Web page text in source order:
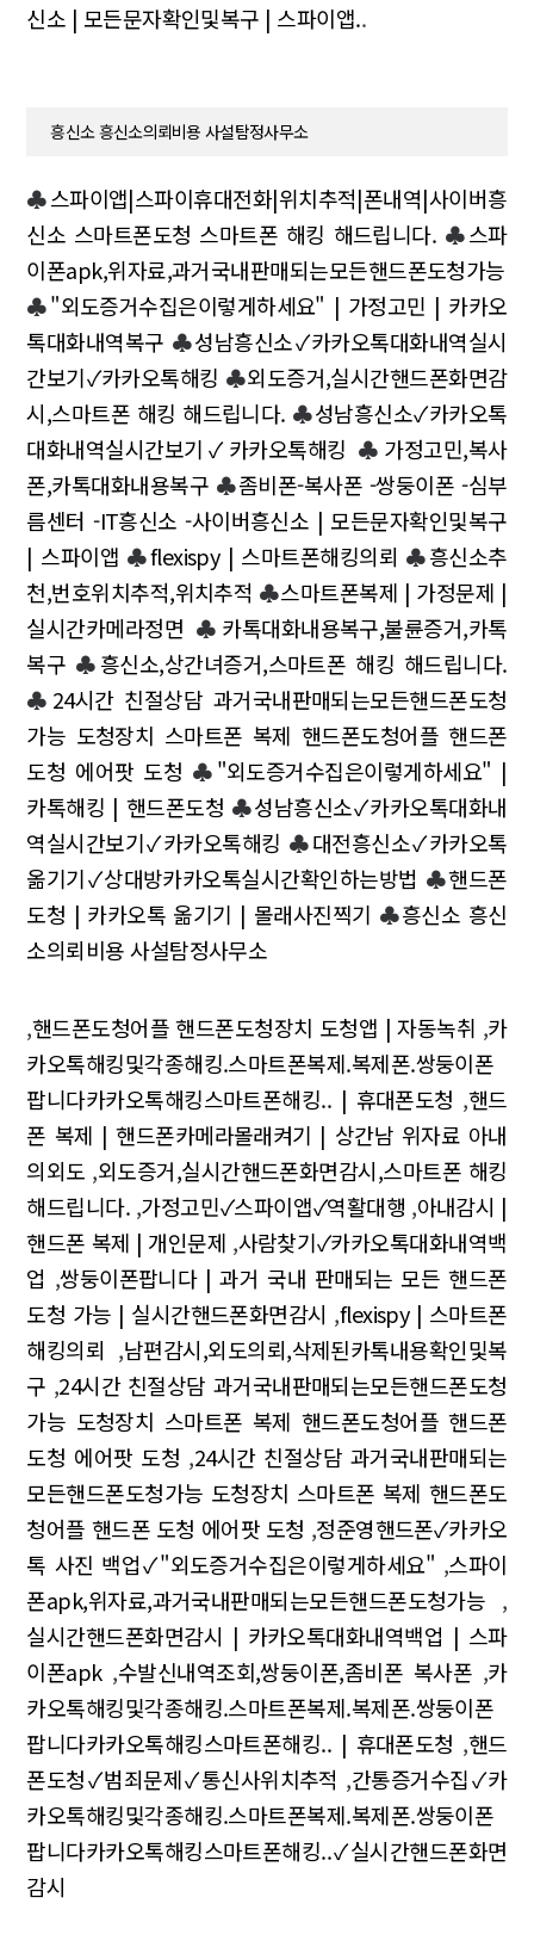
신소 | 모든문자확인및복구 | 스파이앱..
흥신소 흥신소의뢰비용 사설탐정사무소
♣스파이앱|스파이휴대전화|위치추적|폰내역|사이버흥
신소 스마트폰도청 스마트폰 해킹 해드립니다. ♣스파
이폰apk,위자료,과거국내판매되는모든핸드폰도청가능
♣"외도증거수집은이렇게하세요" | 가정고민 | 카카오
톡대화내역복구 ♣성남흥신소✓카카오톡대화내역실시
간보기✓카카오톡해킹 ♣외도증거,실시간핸드폰화면감
시,스마트폰 해킹 해드립니다. ♣성남흥신소✓카카오톡
대화내역실시간보기✓카카오톡해킹 ♣ 가정고민,복사
폰,카톡대화내용복구 ♣좀비폰-복사폰 -쌍둥이폰 -심부
름센터 -IT흥신소 -사이버흥신소 | 모든문자확인및복구
| 스파이앱 ♣flexispy | 스마트폰해킹의뢰 ♣흥신소추
천,번호위치추적,위치추적 ♣스마트폰복제 | 가정문제 |
실시간카메라정면 ♣ 카톡대화내용복구,불륜증거,카톡
복구 ♣흥신소,상간녀증거,스마트폰 해킹 해드립니다.
♣ 24시간 친절상담 과거국내판매되는모든핸드폰도청
가능 도청장치 스마트폰 복제 핸드폰도청어플 핸드폰
도청 에어팟 도청 ♣"외도증거수집은이렇게하세요" |
카톡해킹 | 핸드폰도청 ♣성남흥신소✓카카오톡대화내
역실시간보기✓카카오톡해킹 ♣대전흥신소✓카카오톡
옮기기✓상대방카카오톡실시간확인하는방법 ♣핸드폰
도청 | 카카오톡 옮기기 | 몰래사진찍기 ♣흥신소 흥신
소의뢰비용 사설탐정사무소
,핸드폰도청어플 핸드폰도청장치 도청앱 | 자동녹취 ,카
카오톡해킹및각종해킹.스마트폰복제.복제폰.쌍둥이폰
팝니다카카오톡해킹스마트폰해킹.. | 휴대폰도청 ,핸드
폰 복제 | 핸드폰카메라몰래켜기 | 상간남 위자료 아내
의외도 ,외도증거,실시간핸드폰화면감시,스마트폰 해킹
해드립니다. ,가정고민✓스파이앱✓역활대행 ,아내감시 |
핸드폰 복제 | 개인문제 ,사람찾기✓카카오톡대화내역백
업 ,쌍둥이폰팝니다 | 과거 국내 판매되는 모든 핸드폰
도청 가능 | 실시간핸드폰화면감시 ,flexispy | 스마트폰
해킹의뢰 ,남편감시,외도의뢰,삭제된카톡내용확인및복
구 ,24시간 친절상담 과거국내판매되는모든핸드폰도청
가능 도청장치 스마트폰 복제 핸드폰도청어플 핸드폰
도청 에어팟 도청 ,24시간 친절상담 과거국내판매되는
모든핸드폰도청가능 도청장치 스마트폰 복제 핸드폰도
청어플 핸드폰 도청 에어팟 도청 ,정준영핸드폰✓카카오
톡 사진 백업✓"외도증거수집은이렇게하세요" ,스파이
폰apk,위자료,과거국내판매되는모든핸드폰도청가능 ,
실시간핸드폰화면감시 | 카카오톡대화내역백업 | 스파
이폰apk,수발신내역조회,쌍둥이폰,좀비폰 복사폰 ,카
카오톡해킹및각종해킹.스마트폰복제.복제폰.쌍둥이폰
팝니다카카오톡해킹스마트폰해킹.. | 휴대폰도청 ,핸드
폰도청✓범죄문제✓통신사위치추적 ,간통증거수집✓카
카오톡해킹및각종해킹.스마트폰복제.복제폰.쌍둥이폰
팝니다카카오톡해킹스마트폰해킹..✓실시간핸드폰화면
감시